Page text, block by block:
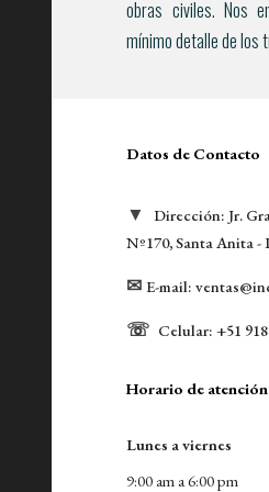
obras civiles. Nos
mínimo detalle de los
Datos de Contacto
▼ Dirección: Jr.
Nº170, Santa Anita -
✉ E-mail:
☏ Celular: +51
Horario de atención
Lunes a viernes
9:00 am a 6:00 pm